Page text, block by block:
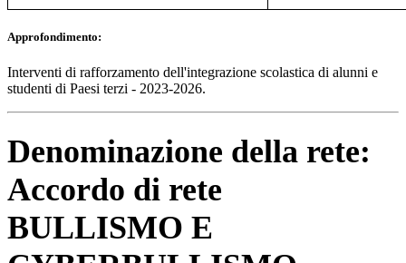
Approfondimento:
Interventi di rafforzamento dell'integrazione scolastica di alunni e
studenti di Paesi terzi - 2023-2026.
Denominazione della rete:
Accordo di rete
BULLISMO E